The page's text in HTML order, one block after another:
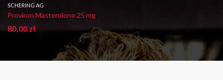
SCHERING AG
Proviron Masterolone 25 mg
80,00 zł